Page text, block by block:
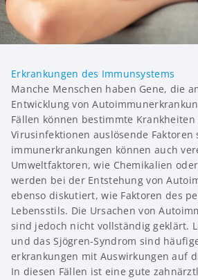
Erkrankungen des Immunsystems
Manche Menschen haben Gene, die
Entwicklung von
Fällen können bestimmte Krankheiten
Virusinfektionen auslösende
immun­erkrankungen können auch
Umweltfaktoren, wie Chemikalien
werden bei der Entstehung von
ebenso diskutiert, wie Faktoren des
Lebensstils. Die Ursachen von
sind jedoch nicht vollständig geklärt.
und das Sjögren-Syndrom sind
erkrankungen mit Auswirkungen auf
In diesen Fällen ist eine gute